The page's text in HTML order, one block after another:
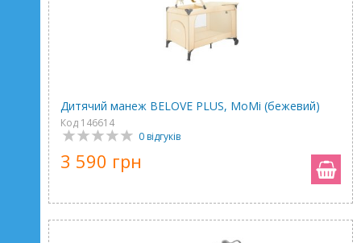
Дитячий манеж BELOVE PLUS, MoMi (бежевий)
Код 146614
0 відгуків
3 590 грн